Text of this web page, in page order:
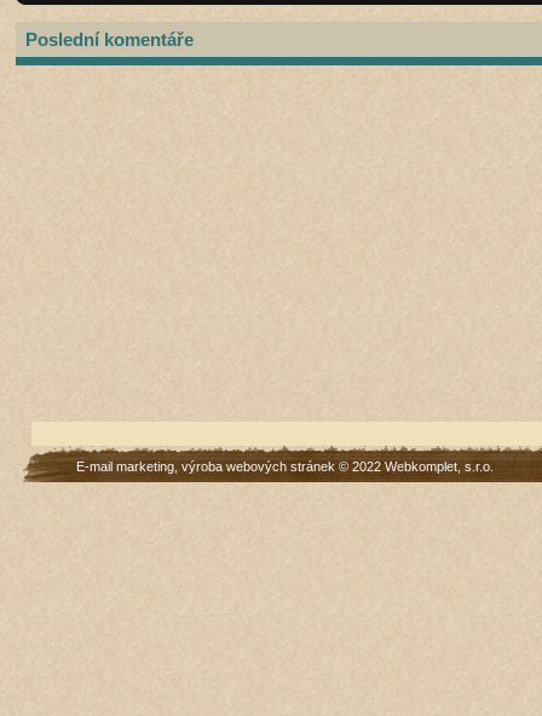
Poslední komentáře
E-mail marketing výroba webových stránek © 2022 Webkomplet, s.r.o.